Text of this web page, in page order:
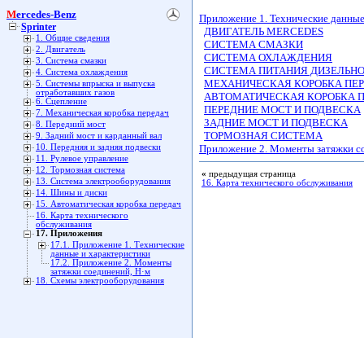
Mercedes-Benz
Sprinter
1. Общие сведения
2. Двигатель
3. Система смазки
4. Система охлаждения
5. Системы впрыска и выпуска
отработавших газов
6. Сцепление
7. Механическая коробка передач
8. Передний мост
9. Задний мост и карданный вал
10. Передняя и задняя подвески
11. Рулевое управление
12. Тормозная система
13. Система электрооборудования
14. Шины и диски
15. Автоматическая коробка передач
16. Карта технического
обслуживания
17. Приложения
17.1. Приложение 1. Технические
данные и характеристики
17.2. Приложение 2. Моменты
затяжки соединений, Н·м
18. Схемы электрооборудования
Приложение 1. Технические
ДВИГАТЕЛЬ MERCEDES
СИСТЕМА СМАЗКИ
СИСТЕМА ОХЛАЖДЕНИЯ
СИСТЕМА ПИТАНИЯ
МЕХАНИЧЕСКАЯ КОРОБКА
АВТОМАТИЧЕСКАЯ КОРОБКА
ПЕРЕДНИЕ МОСТ И ПОДВЕСКА
ЗАДНИЕ МОСТ И ПОДВЕСКА
ТОРМОЗНАЯ СИСТЕМА
Приложение 2. Моменты затяжки
« предыдущая страница
16. Карта технического обслуживания